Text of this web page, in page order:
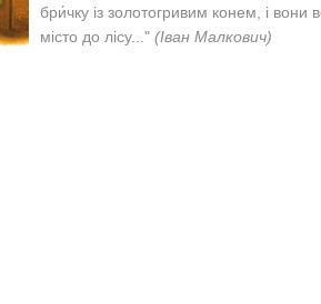
бри́чку із золотогривим конем, і вони
місто до лісу..." (Іван Малкович)